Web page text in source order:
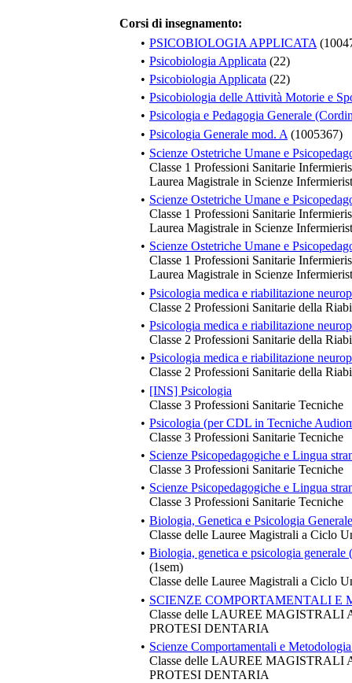
Corsi di insegnamento:
• PSICOBIOLOGIA APPLICATA
• Psicobiologia Applicata (22)
• Psicobiologia Applicata (22)
• Psicobiologia delle Attività Motorie e
• Psicologia e Pedagogia Generale
• Psicologia Generale mod. A(1005367)
• Scienze Ostetriche Umane e
Classe 1 Professioni Sanitarie
Laurea Magistrale in Scienze
• Scienze Ostetriche Umane e
Classe 1 Professioni Sanitarie
Laurea Magistrale in Scienze
• Scienze Ostetriche Umane e
Classe 1 Professioni Sanitarie
Laurea Magistrale in Scienze
• Psicologia medica e riabilitazione
Classe 2 Professioni Sanitarie della
• Psicologia medica e riabilitazione
Classe 2 Professioni Sanitarie della
• Psicologia medica e riabilitazione
Classe 2 Professioni Sanitarie della
• [INS] Psicologia
Classe 3 Professioni Sanitarie Tecniche
• Psicologia (per CDL in Tecniche
Classe 3 Professioni Sanitarie Tecniche
• Scienze Psicopedagogiche e Lingua
Classe 3 Professioni Sanitarie Tecniche
• Scienze Psicopedagogiche e Lingua
Classe 3 Professioni Sanitarie Tecniche
• Biologia, Genetica e Psicologia
Classe delle Lauree Magistrali a Ciclo
• Biologia, genetica e psicologia
(1sem)
Classe delle Lauree Magistrali a Ciclo
• SCIENZE COMPORTAMENTALI E
Classe delle LAUREE
PROTESI DENTARIA
• Scienze Comportamentali e
Classe delle LAUREE
PROTESI DENTARIA